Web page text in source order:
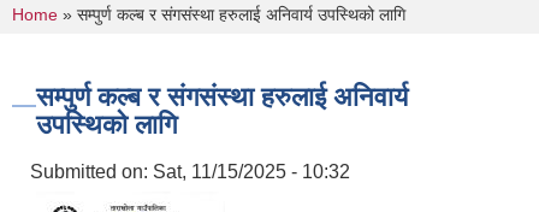
You are here
Home » सम्पुर्ण कल्ब र संगसंस्था हरुलाई अनिवार्य उपस्थिको लागि
सम्पुर्ण कल्ब र संगसंस्था हरुलाई अनिवार्य
उपस्थिको लागि
Submitted on: Sat, 11/15/2025 - 10:32